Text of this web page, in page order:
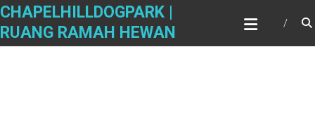
Skip
content
CHAPELHILLDOGPARK |
RUANG RAMAH HEWAN